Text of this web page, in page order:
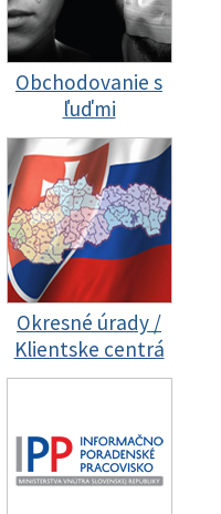
Obchodovanie s
ľuďmi
Okresné úrady /
Klientske centrá